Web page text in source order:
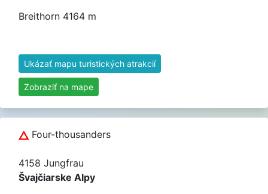
Breithorn 4164 m
Ukázať mapu turistických atrakcií
Zobraziť na mape
Four-thousanders
4158 Jungfrau
Švajčiarske Alpy